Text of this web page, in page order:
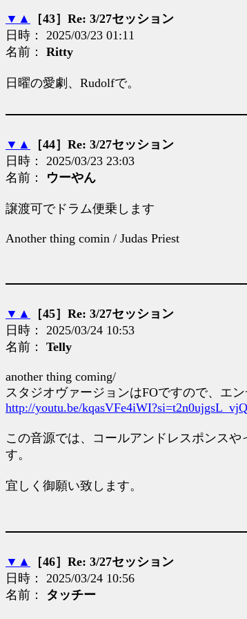
▼ ▲
［43］Re: 3/27セッション
日時： 2025/03/23 01:11
名前： Ritty
日曜の愛劇、Rudolfで。
▼ ▲
［44］Re: 3/27セッション
日時： 2025/03/23 23:03
名前： ウーやん
譲渡可でドラム便乗します
Another thing comin / Judas Priest
▼ ▲
［45］Re: 3/27セッション
日時： 2025/03/24 10:53
名前： Telly
another thing coming/
スタジオヴァージョンはFOですので、エ
http://youtu.be/
この音源では、コールアンドレスポンス
す。
宜しく御願い致します。
▼ ▲
［46］Re: 3/27セッション
日時： 2025/03/24 10:56
名前： タッチー